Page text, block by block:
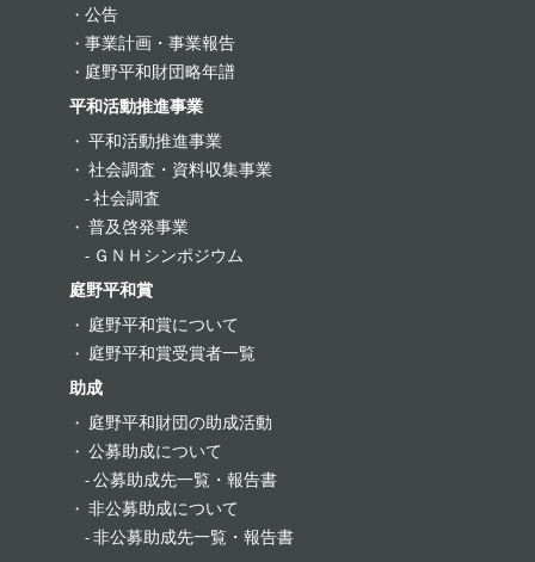
公告
事業計画・事業報告
庭野平和財団略年譜
平和活動推進事業
平和活動推進事業
社会調査・資料収集事業
社会調査
普及啓発事業
ＧＮＨシンポジウム
庭野平和賞
庭野平和賞について
庭野平和賞受賞者一覧
助成
庭野平和財団の助成活動
公募助成について
公募助成先一覧・報告書
非公募助成について
非公募助成先一覧・報告書